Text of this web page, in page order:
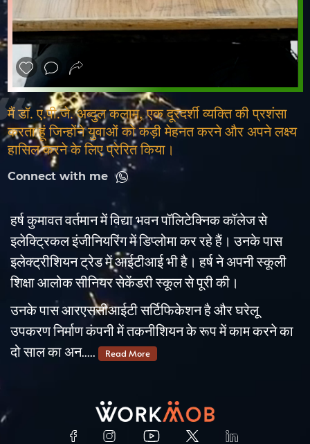
मैं डॉ. ए.पी.जे. अब्दुल कलाम, एक दूरदर्शी व्यक्ति की प्रशंसा
करता हूं जिन्होंने युवाओं को कड़ी मेहनत करने और अपने लक्ष्य
हासिल करने के लिए प्रेरित किया।
Connect with me
हर्ष कुमावत वर्तमान में विद्या भवन पॉलिटेक्निक कॉलेज से
इलेक्ट्रिकल इंजीनियरिंग में डिप्लोमा कर रहे हैं। उनके पास
इलेक्ट्रीशियन ट्रेड में आईटीआई भी है। हर्ष ने अपनी स्कूली
शिक्षा आलोक सीनियर सेकेंडरी स्कूल से पूरी की।
उनके पास आरएससीआईटी सर्टिफिकेशन है और घरेलू
उपकरण निर्माण कंपनी में तकनीशियन के रूप में काम करने का
दो साल का अन.....
Read More